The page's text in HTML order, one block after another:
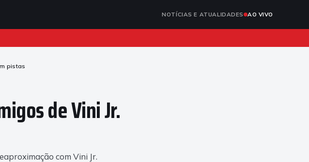
NOTÍCIAS E ATUALIDADES AO VIVO
pistas
de Vini Jr.
com Vini Jr.